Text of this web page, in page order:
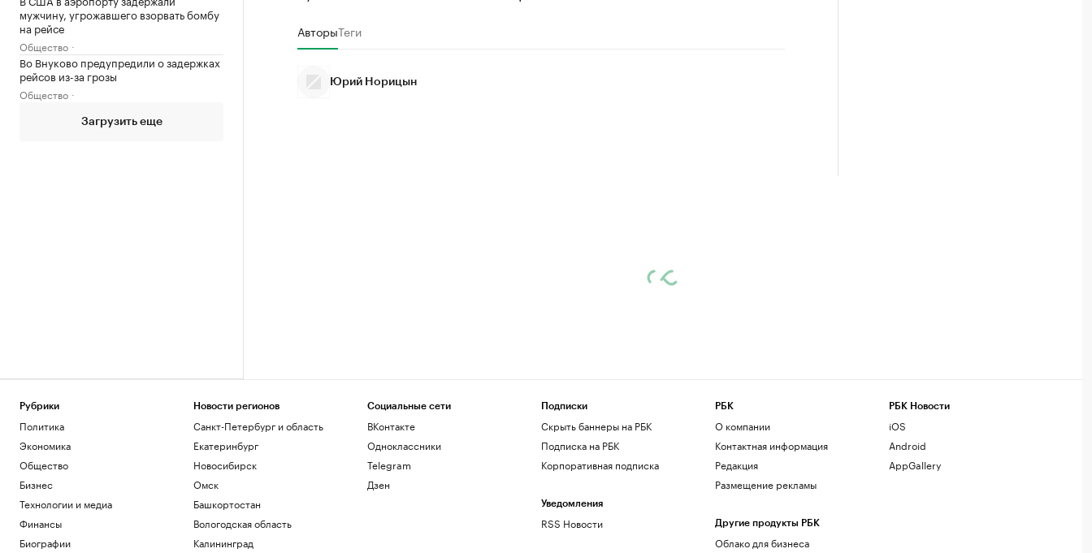
мужчину, угрожавшего взорвать бомбу
на рейсе
Общество
Во Внуково предупредили о задержках
рейсов из-за грозы
Общество
Загрузить еще
АвторыТеги
Юрий Норицын
Рубрики
Политика
Экономика
Общество
Бизнес
Технологии и медиа
Финансы
Биографии
Новости регионов
Санкт-Петербург и область
Екатеринбург
Новосибирск
Омск
Башкортостан
Вологодская область
Калининград
Социальные сети
ВКонтакте
Одноклассники
Telegram
Дзен
Подписки
Скрыть баннеры на РБК
Подписка на РБК
Корпоративная подписка
Уведомления
RSS Новости
РБК
О компании
Контактная информация
Редакция
Размещение рекламы
Другие продукты РБК
Облако для бизнеса
РБК Новости
iOS
Android
AppGallery